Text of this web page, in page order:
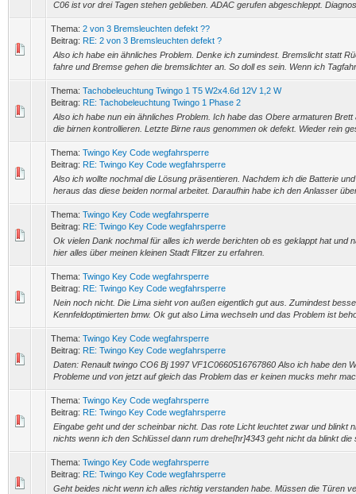
C06 ist vor drei Tagen stehen geblieben. ADAC gerufen abgeschleppt.
Thema: 2 von 3 Bremsleuchten defekt ??
Beitrag: RE: 2 von 3 Bremsleuchten defekt ?
Also ich habe ein ähnliches Problem. Denke ich zumindest. Bremslicht statt
fahre und Bremse gehen die bremslichter an. So doll es sein. Wenn ich
Thema: Tachobeleuchtung Twingo 1 T5 W2x4.6d 12V 1,2 W
Beitrag: RE: Tachobeleuchtung Twingo 1 Phase 2
Also ich habe nun ein ähnliches Problem. Ich habe das Obere armaturen
die birnen kontrollieren. Letzte Birne raus genommen ok defekt. Wieder rein
Thema: Twingo Key Code wegfahrsperre
Beitrag: RE: Twingo Key Code wegfahrsperre
Also ich wollte nochmal die Lösung präsentieren. Nachdem ich die Batterie
heraus das diese beiden normal arbeitet. Daraufhin habe ich den Anlasser
Thema: Twingo Key Code wegfahrsperre
Beitrag: RE: Twingo Key Code wegfahrsperre
Ok vielen Dank nochmal für alles ich werde berichten ob es geklappt hat und
hier alles über meinen kleinen Stadt Flitzer zu erfahren.
Thema: Twingo Key Code wegfahrsperre
Beitrag: RE: Twingo Key Code wegfahrsperre
Nein noch nicht. Die Lima sieht von außen eigentlich gut aus. Zumindest
Kennfeldoptimierten bmw. Ok gut also Lima wechseln und das Problem ist
Thema: Twingo Key Code wegfahrsperre
Beitrag: RE: Twingo Key Code wegfahrsperre
Daten: Renault twingo CO6 Bj 1997 VF1C0660516767860 Also ich habe den
Probleme und von jetzt auf gleich das Problem das er keinen mucks mehr
Thema: Twingo Key Code wegfahrsperre
Beitrag: RE: Twingo Key Code wegfahrsperre
Eingabe geht und der scheinbar nicht. Das rote Licht leuchtet zwar und blinkt
nichts wenn ich den Schlüssel dann rum drehe[hr]4343 geht nicht da blinkt die
Thema: Twingo Key Code wegfahrsperre
Beitrag: RE: Twingo Key Code wegfahrsperre
Geht beides nicht wenn ich alles richtig verstanden habe. Müssen die Türen